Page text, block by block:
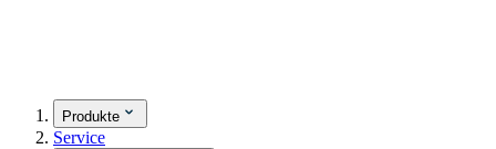
Produkte
Service